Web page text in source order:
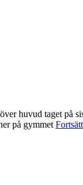
huvud taget på
på gymmet